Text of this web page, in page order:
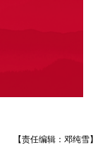
【责任编辑：邓纯雪】